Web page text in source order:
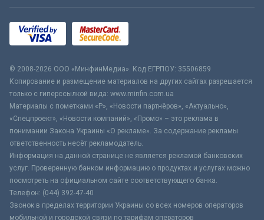
© 2008-2026 ООО «МинфинМедиа». Код ЕГРПОУ: 35506859
Копирование и размещение материалов на других сайтах разрешается
только с гиперссылкой вида: www.minfin.com.ua
Материалы с пометками «Р», «Новости партнёров», «Актуально»,
«Спецпроект», «Новости компаний», «Промо» – это реклама в
понимании Закона Украины «О рекламе». За содержание рекламы
ответственность несёт рекламодатель.
Информация на данной странице не является рекламой банковских
услуг. Проверенную банком информацию о продуктах и услугах можно
посмотреть на официальном сайте соответствующего банка.
Телефон: (044) 392-47-40
Звонок в пределах территории Украины со всех номеров операторов
мобильной и городской связи по тарифам операторов